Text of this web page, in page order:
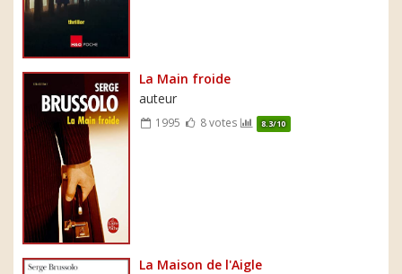
La Main froide
auteur
1995 8 votes 8.3/10
La Maison de l'Aigle